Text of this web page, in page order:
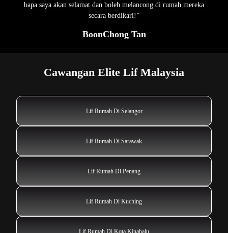
bapa saya akan selamat dan boleh melancong di rumah mereka
secara berdikari!”
BoonChong Tan
Cawangan Elite Lif Malaysia
Lif Rumah Di Selangor
Lif Rumah Di Sarawak
Lif Rumah Di Penang
Lif Rumah Di Kuching
Lif Rumah Di Kota Kinabalu